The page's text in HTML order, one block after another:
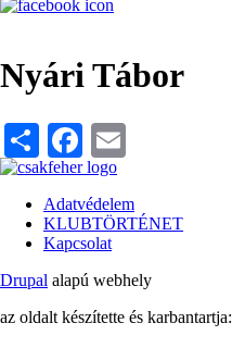
Nyári Tábor
ShareFacebook
Lábléc
Adatvédelem
KLUBTÖRTÉNET
Kapcsolat
Drupal alapú webhely
az oldalt készítette és karbantartja: